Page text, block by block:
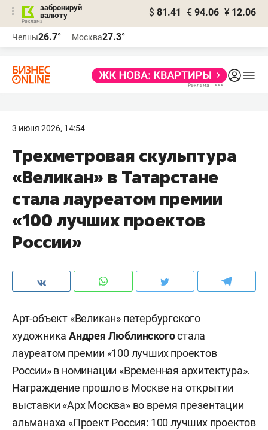
забронируй
валюту
$ 81.41 € 94.06 ¥ 12.06
Челны26.7° Москва27.3°
3 июня 2026, 14:54
Трехметровая скульптура
«Великан» в Татарстане
стала лауреатом премии
«100 лучших проектов
России»
Арт-объект «Великан» петербургского
художникаАндрея Люблинскогостала
лауреатом премии «100 лучших проектов
России» в номинации «Временная архитектура».
Награждение прошло в Москве на открытии
выставки «Арх Москва» во время презентации
альманаха «Проект Россия: 100 лучших проектов